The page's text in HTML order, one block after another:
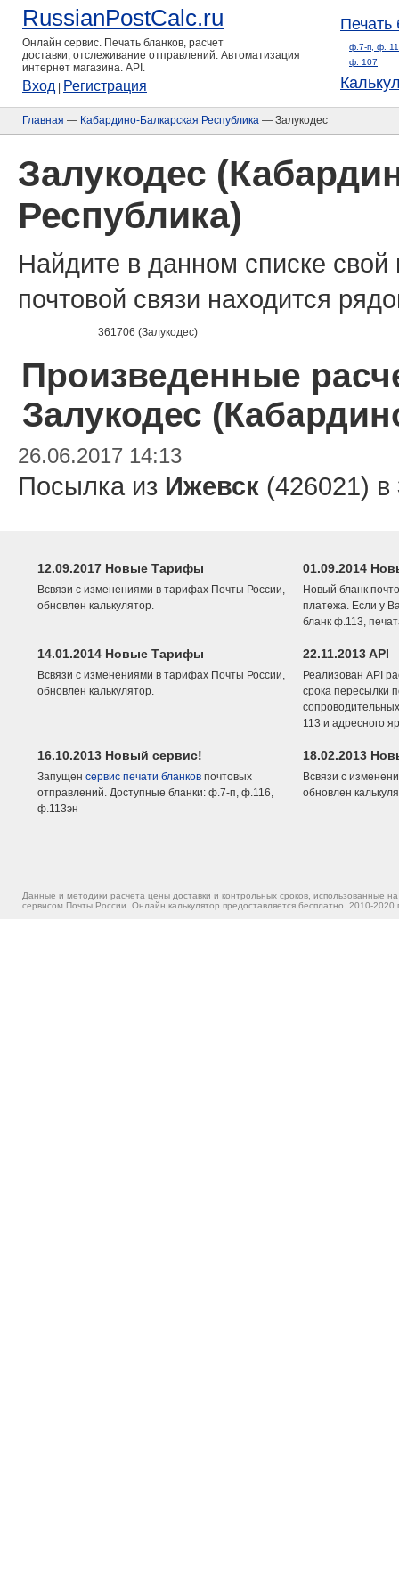
RussianPostCalc.ru
Онлайн сервис. Печать бланков, расчет
доставки, отслеживание отправлений. Автоматизация
интернет магазина. API.
Вход Регистрация
Печать
ф.7-п, ф.
ф. 107
Главная — Кабардино-Балкарская Республика — Залукодес
Залукодес
Республика)
Найдите в данном списке
почтовой связи находится
361706 (Залукодес)
Произведенные
Залукодес
26.06.2017 14:13
Посылка из Ижевск (426021) в
12.09.2017 Новые Тарифы
Всвязи с изменениями в тарифах Почты России,
обновлен калькулятор.
01.09.2014
Новый бланк
платежа. Если у
бланк ф.113,
14.01.2014 Новые Тарифы
Всвязи с изменениями в тарифах Почты России,
обновлен калькулятор.
22.11.2013 API
Реализован API
срока пересылки
113 и адресного
16.10.2013 Новый сервис!
Запущен сервис печати бланков почтовых
отправлений. Доступные бланки: ф.7-п, ф.116,
ф.113эн
18.02.2013
Всвязи с
обновлен
Данные и методики расчета цены доставки и контрольных сроков, использованные
сервисом Почты России. Онлайн калькулятор предоставляется бесплатно. 2010-2020